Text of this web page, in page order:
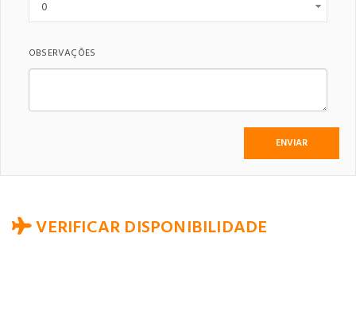
OBSERVAÇÕES
VERIFICAR DISPONIBILIDADE